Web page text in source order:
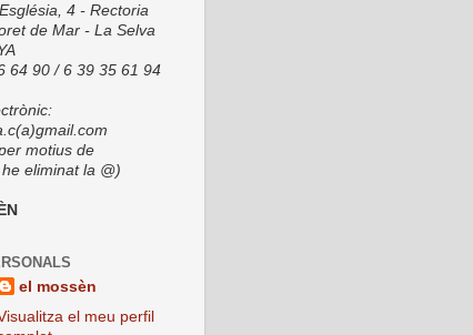
4 - Rectoria
de Mar - La Selva
64 90 / 6 39 35 61 94
motius de
eliminat la @)
el mossèn
el meu perfil